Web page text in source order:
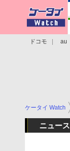
ドコモ au
ケータイ Watch
ニュース